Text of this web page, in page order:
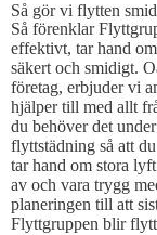
Så gör vi flytten
Så förenklar
effektivt, tar hand
säkert och smidigt.
företag, erbjuder vi
hjälper till med allt
du behöver det
flyttstädning så att
tar hand om stora
av och vara trygg
planeringen till att
Flyttgruppen blir